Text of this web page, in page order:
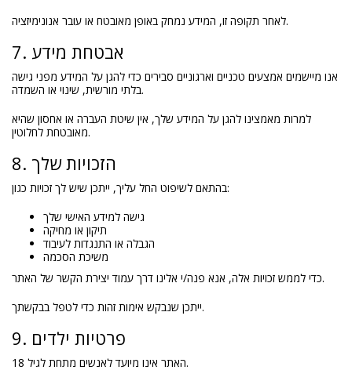
לאחר תקופה זו, המידע נמחק באופן מאובטח או עובר אנונימיזציה.
7. אבטחת מידע
אנו מיישמים אמצעים טכניים וארגוניים סבירים כדי להגן על המידע מפני גישה
בלתי מורשית, שינוי או השמדה.
למרות מאמצינו להגן על המידע שלך, אין שיטת העברה או אחסון שהיא
מאובטחת לחלוטין.
8. הזכויות שלך
בהתאם לשיפוט החל עליך, ייתכן שיש לך זכויות כגון:
גישה למידע האישי שלך
תיקון או מחיקה
הגבלה או התנגדות לעיבוד
משיכת הסכמה
כדי לממש זכויות אלה, אנא פנה/י אלינו דרך עמוד יצירת הקשר של האתר.
ייתכן שנבקש אימות זהות כדי לטפל בבקשתך.
9. פרטיות ילדים
האתר אינו מיועד לאנשים מתחת לגיל 18.